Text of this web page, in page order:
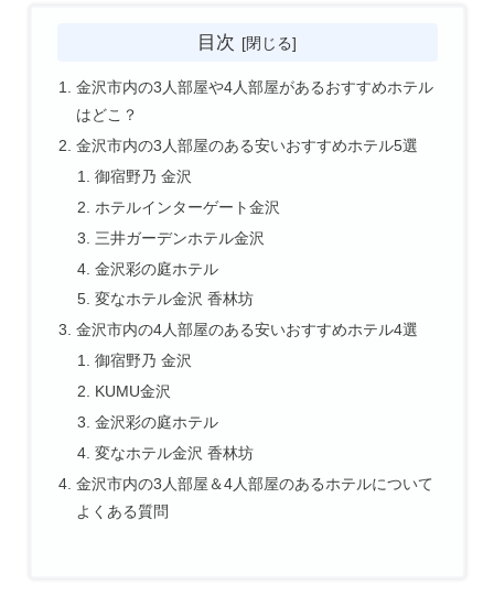
目次
金沢市内の3人部屋や4人部屋があるおすすめホテル
はどこ？
金沢市内の3人部屋のある安いおすすめホテル5選
御宿野乃 金沢
ホテルインターゲート金沢
三井ガーデンホテル金沢
金沢彩の庭ホテル
変なホテル金沢 香林坊
金沢市内の4人部屋のある安いおすすめホテル4選
御宿野乃 金沢
KUMU金沢
金沢彩の庭ホテル
変なホテル金沢 香林坊
金沢市内の3人部屋＆4人部屋のあるホテルについて
よくある質問